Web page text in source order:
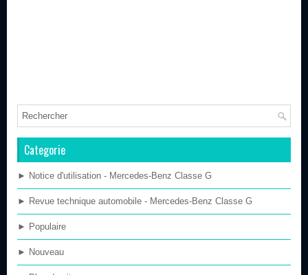
Categorie
► Notice d'utilisation - Mercedes-Benz Classe G
► Revue technique automobile - Mercedes-Benz Classe G
► Populaire
► Nouveau